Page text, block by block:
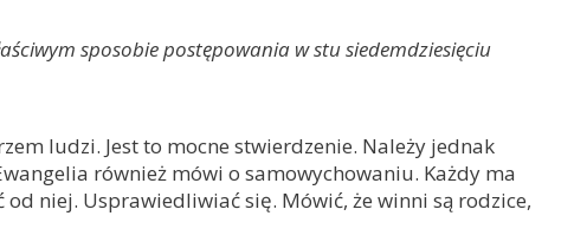
sposobie postępowania w stu siedemdziesięciu
ludzi. Jest to mocne stwierdzenie. Należy jednak
również mówi o samowychowaniu. Każdy ma
niej. Usprawiedliwiać się. Mówić, że winni są rodzice,